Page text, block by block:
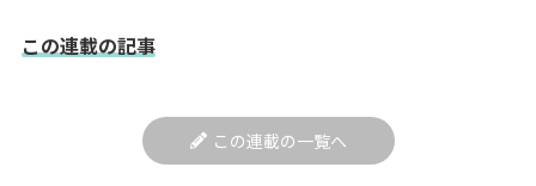
この連載の記事
この連載の一覧へ